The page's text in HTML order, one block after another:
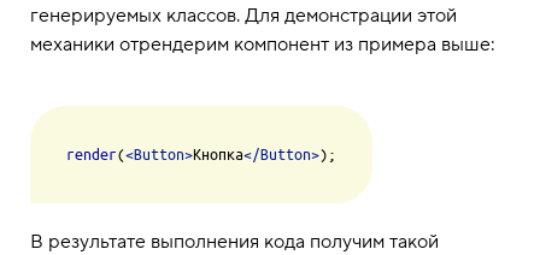
генерируемых классов. Для демонстрации этой
механики отрендерим компонент из примера выше:
render(<Button>Кнопка</Button>
В результате выполнения кода получим такой